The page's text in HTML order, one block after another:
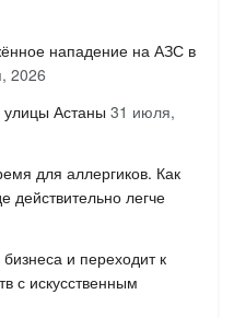
нападение на АЗС в
2026
Астаны 31 июля,
для аллергиков. Как
действительно легче
и переходит к
с искусственным